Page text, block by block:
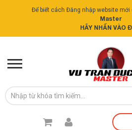
Để biết cách Đăng nhập website mới
Master
HÃY NHẤN VÀO